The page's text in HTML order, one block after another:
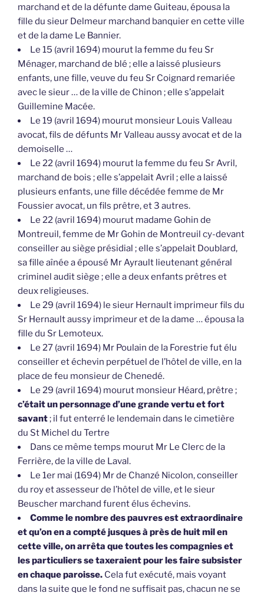
marchand et de la défunte dame Guiteau, épousa la
fille du sieur Delmeur marchand banquier en cette ville
et de la dame Le Bannier.
Le 15 (avril 1694) mourut la femme du feu Sr
Ménager, marchand de blé ; elle a laissé plusieurs
enfants, une fille, veuve du feu Sr Coignard remariée
avec le sieur … de la ville de Chinon ; elle s’appelait
Guillemine Macée.
Le 19 (avril 1694) mourut monsieur Louis Valleau
avocat, fils de défunts Mr Valleau aussy avocat et de la
demoiselle …
Le 22 (avril 1694) mourut la femme du feu Sr Avril,
marchand de bois ; elle s’appelait Avril ; elle a laissé
plusieurs enfants, une fille décédée femme de Mr
Foussier avocat, un fils prêtre, et 3 autres.
Le 22 (avril 1694) mourut madame Gohin de
Montreuil, femme de Mr Gohin de Montreuil cy-devant
conseiller au siège présidial ; elle s’appelait Doublard,
sa fille aînée a épousé Mr Ayrault lieutenant général
criminel audit siège ; elle a deux enfants prêtres et
deux religieuses.
Le 29 (avril 1694) le sieur Hernault imprimeur fils du
Sr Hernault aussy imprimeur et de la dame … épousa la
fille du Sr Lemoteux.
Le 27 (avril 1694) Mr Poulain de la Forestrie fut élu
conseiller et échevin perpétuel de l’hôtel de ville, en la
place de feu monsieur de Chenedé.
Le 29 (avril 1694) mourut monsieur Héard, prêtre ;
c’était un personnage d’une grande vertu et fort
savant; il fut enterré le lendemain dans le cimetière
du St Michel du Tertre
Dans ce même temps mourut Mr Le Clerc de la
Ferrière, de la ville de Laval.
Le 1er mai (1694) Mr de Chanzé Nicolon, conseiller
du roy et assesseur de l’hôtel de ville, et le sieur
Beuscher marchand furent élus échevins.
Comme le nombre des pauvres est extraordinaire
et qu’on en a compté jusques à près de huit mil en
cette ville, on arrêta que toutes les compagnies et
les particuliers se taxeraient pour les faire subsister
en chaque paroisse. Cela fut exécuté, mais voyant
dans la suite que le fond ne suffisait pas, chacun ne se